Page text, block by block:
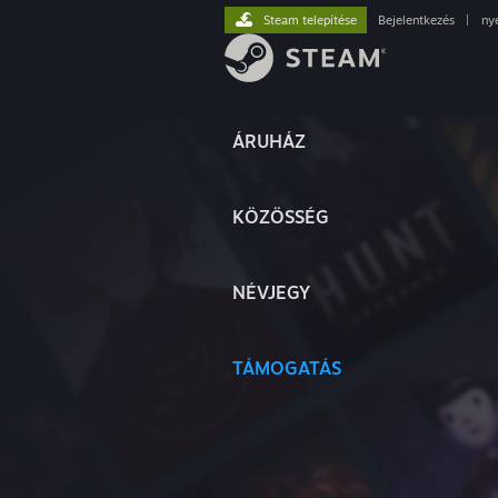
ÁRUHÁZ
KÖZÖSSÉG
NÉVJEGY
TÁMOGATÁS
Steam telepítése Bejelentkezés